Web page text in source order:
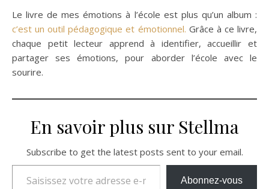
Le livre de mes émotions à l’école est plus qu’un album :
c’est un outil pédagogique et émotionnel. Grâce à ce livre,
chaque petit lecteur apprend à identifier, accueillir et
partager ses émotions, pour aborder l’école avec le
sourire.
En savoir plus sur Stellma
Subscribe to get the latest posts sent to your email.
Saisissez votre adresse e-mail…
Abonnez-vous